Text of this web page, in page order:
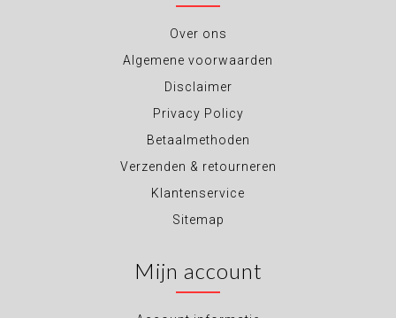
Over ons
Algemene voorwaarden
Disclaimer
Privacy Policy
Betaalmethoden
Verzenden & retourneren
Klantenservice
Sitemap
Mijn account